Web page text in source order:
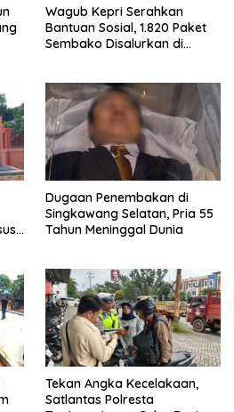
Wagub Kepri Serahkan
Bantuan Sosial, 1.820 Paket
Sembako Disalurkan di
Dugaan Penembakan di
Singkawang Selatan, Pria 55
Tahun Meninggal Dunia
Tekan Angka Kecelakaan,
Satlantas Polresta